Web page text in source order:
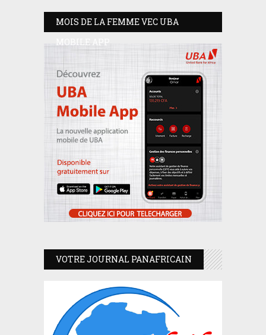
MOIS DE LA FEMME VEC UBA
MOBILE APP
VOTRE JOURNAL PANAFRICAIN